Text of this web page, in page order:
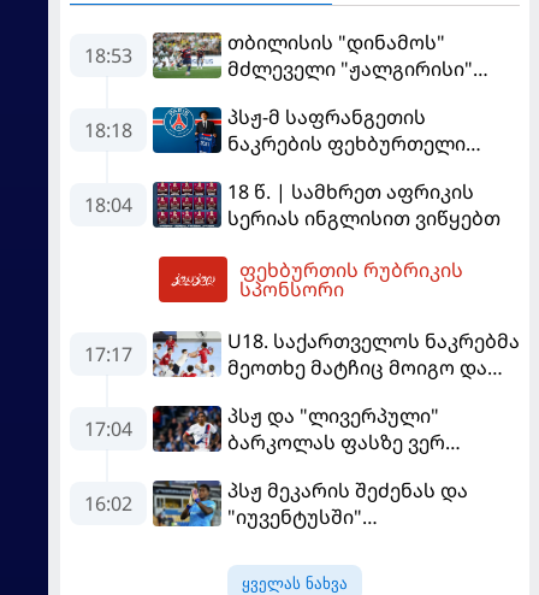
18:53
თბილისის "დინამოს"
მძლეველი "ჟალგირისი"
განადგურდა
18:18
პსჟ-მ საფრანგეთის
ნაკრების ფეხბურთელი
18:04
18 წ. | სამხრეთ აფრიკის
სერიას ინგლისით ვიწყებთ
ფეხბურთის რუბრიკის
სპონსორი
17:17
U18. საქართველოს ნაკრებმა
მეოთხე მატჩიც მოიგო და
გახდა
17:04
პსჟ და "ლივერპული"
ბარკოლას ფასზე ვერ
16:02
პსჟ მეკარის შეძენას და
"იუვენტუსში"
ყველას ნახვა